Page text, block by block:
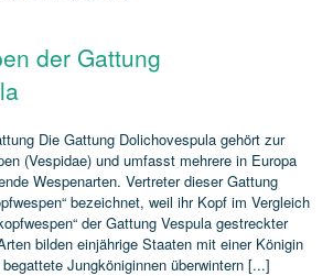
der Gattung
Die Gattung Dolichovespula gehört zur
(Vespidae) und umfasst mehrere in Europa
Wespenarten. Vertreter dieser Gattung
bezeichnet, weil ihr Kopf im Vergleich
der Gattung Vespula gestreckter
bilden einjährige Staaten mit einer Königin
Jungköniginnen überwintern [...]